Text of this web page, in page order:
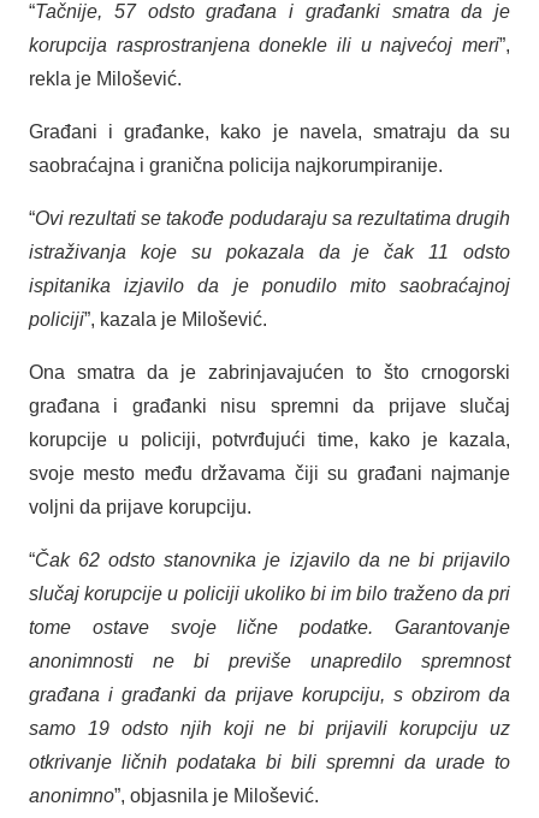
“Tačnije, 57 odsto građana i građanki smatra da je
korupcija rasprostranjena donekle ili u najvećoj meri”,
rekla je Milošević.
Građani i građanke, kako je navela, smatraju da su
saobraćajna i granična policija najkorumpiranije.
“Ovi rezultati se takođe podudaraju sa rezultatima drugih
istraživanja koje su pokazala da je čak 11 odsto
ispitanika izjavilo da je ponudilo mito saobraćajnoj
policiji”, kazala je Milošević.
Ona smatra da je zabrinjavajućen to što crnogorski
građana i građanki nisu spremni da prijave slučaj
korupcije u policiji, potvrđujući time, kako je kazala,
svoje mesto među državama čiji su građani najmanje
voljni da prijave korupciju.
“Čak 62 odsto stanovnika je izjavilo da ne bi prijavilo
slučaj korupcije u policiji ukoliko bi im bilo traženo da pri
tome ostave svoje lične podatke. Garantovanje
anonimnosti ne bi previše unapredilo spremnost
građana i građanki da prijave korupciju, s obzirom da
samo 19 odsto njih koji ne bi prijavili korupciju uz
otkrivanje ličnih podataka bi bili spremni da urade to
anonimno”, objasnila je Milošević.